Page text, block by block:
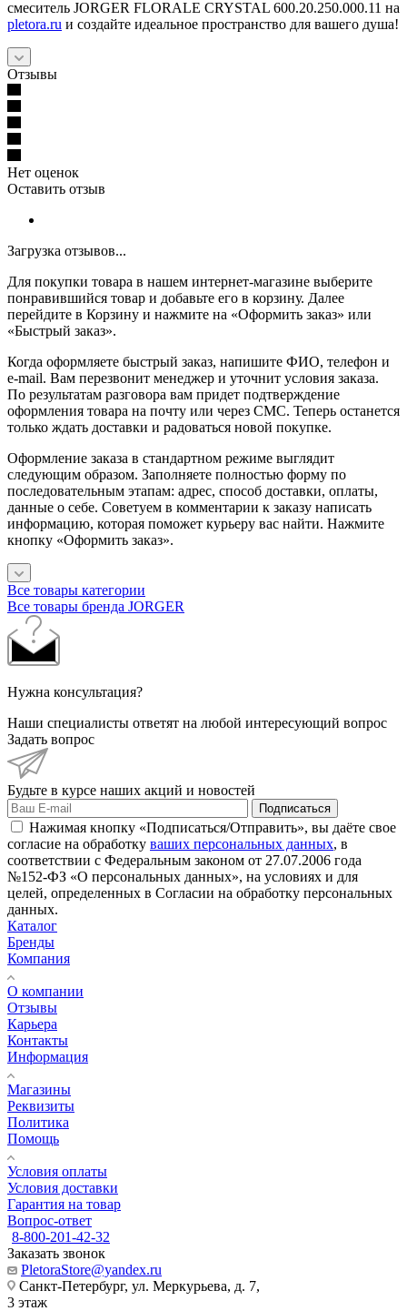
смеситель JORGER FLORALE CRYSTAL 600.20.250.000.11 на
pletora.ru и создайте идеальное пространство для вашего душа!
Отзывы
Нет оценок
Оставить отзыв
Загрузка отзывов...
Для покупки товара в нашем интернет-магазине выберите
понравившийся товар и добавьте его в корзину. Далее
перейдите в Корзину и нажмите на «Оформить заказ» или
«Быстрый заказ».
Когда оформляете быстрый заказ, напишите ФИО, телефон и
e-mail. Вам перезвонит менеджер и уточнит условия заказа.
По результатам разговора вам придет подтверждение
оформления товара на почту или через СМС. Теперь останется
только ждать доставки и радоваться новой покупке.
Оформление заказа в стандартном режиме выглядит
следующим образом. Заполняете полностью форму по
последовательным этапам: адрес, способ доставки, оплаты,
данные о себе. Советуем в комментарии к заказу написать
информацию, которая поможет курьеру вас найти. Нажмите
кнопку «Оформить заказ».
Все товары категории
Все товары бренда JORGER
Нужна консультация?
Наши специалисты ответят на любой интересующий вопрос
Задать вопрос
Будьте в курсе наших акций и новостей
Подписаться
Нажимая кнопку «Подписаться/Отправить», вы даёте свое
согласие на обработку ваших персональных данных, в
соответствии с Федеральным законом от 27.07.2006 года
№152-ФЗ «О персональных данных», на условиях и для
целей, определенных в Согласии на обработку персональных
данных.
Каталог
Бренды
Компания
О компании
Отзывы
Карьера
Контакты
Информация
Магазины
Реквизиты
Политика
Помощь
Условия оплаты
Условия доставки
Гарантия на товар
Вопрос-ответ
8-800-201-42-32
Заказать звонок
PletoraStore@yandex.ru
Санкт-Петербург, ул. Меркурьева, д. 7,
3 этаж